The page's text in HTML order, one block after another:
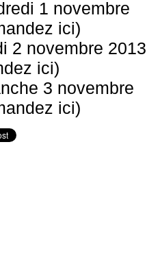
1 novembre
ici)
2 novembre 2013
ici)
3 novembre
ici)